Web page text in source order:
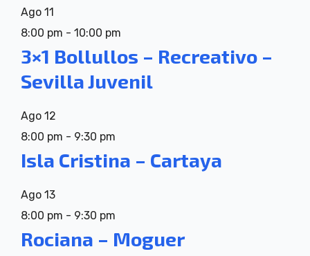
Ago 11
8:00 pm - 10:00 pm
3×1 Bollullos – Recreativo –
Sevilla Juvenil
Ago 12
8:00 pm - 9:30 pm
Isla Cristina – Cartaya
Ago 13
8:00 pm - 9:30 pm
Rociana – Moguer